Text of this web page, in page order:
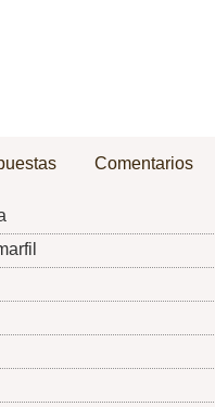
Comentarios